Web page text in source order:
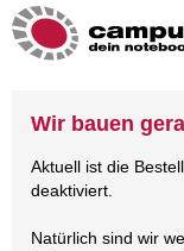
Wir bauen
Aktuell ist die
deaktiviert.
Natürlich sind wir